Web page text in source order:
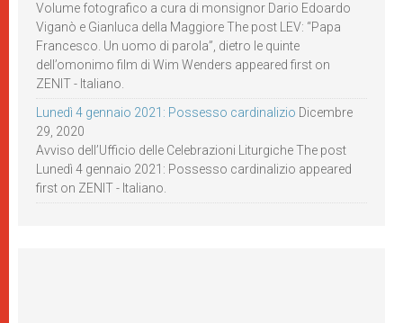
Volume fotografico a cura di monsignor Dario Edoardo
Viganò e Gianluca della Maggiore The post LEV: “Papa
Francesco. Un uomo di parola”, dietro le quinte
dell’omonimo film di Wim Wenders appeared first on
ZENIT - Italiano.
Lunedì 4 gennaio 2021: Possesso cardinalizio Dicembre
29, 2020
Avviso dell’Ufficio delle Celebrazioni Liturgiche The post
Lunedì 4 gennaio 2021: Possesso cardinalizio appeared
first on ZENIT - Italiano.